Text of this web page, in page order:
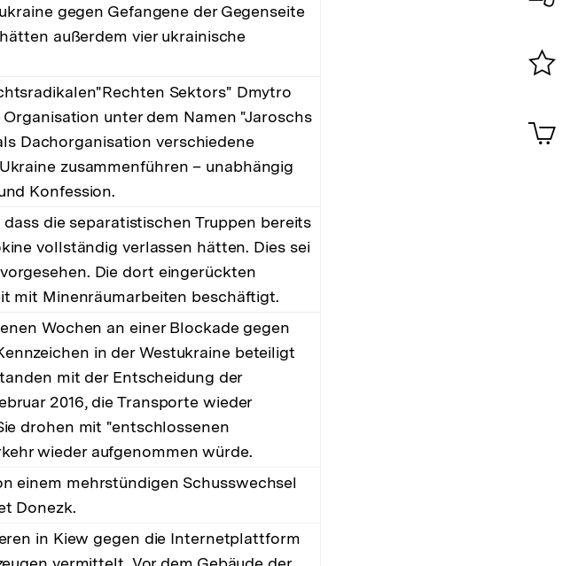
gegen Gefangene der Gegenseite
außerdem vier ukrainische
Sektors" Dmytro
unter dem Namen "Jaroschs
Dachorganisation verschiedene
zusammenführen – unabhängig
Konfession.
die separatistischen Truppen bereits
vollständig verlassen hätten. Dies sei
Die dort eingerückten
mit Minenräumarbeiten beschäftigt.
Wochen an einer Blockade gegen
in der Westukraine beteiligt
mit der Entscheidung der
2016, die Transporte wieder
drohen mit "entschlossenen
wieder aufgenommen würde.
einem mehrstündigen Schusswechsel
Donezk.
in Kiew gegen die Internetplattform